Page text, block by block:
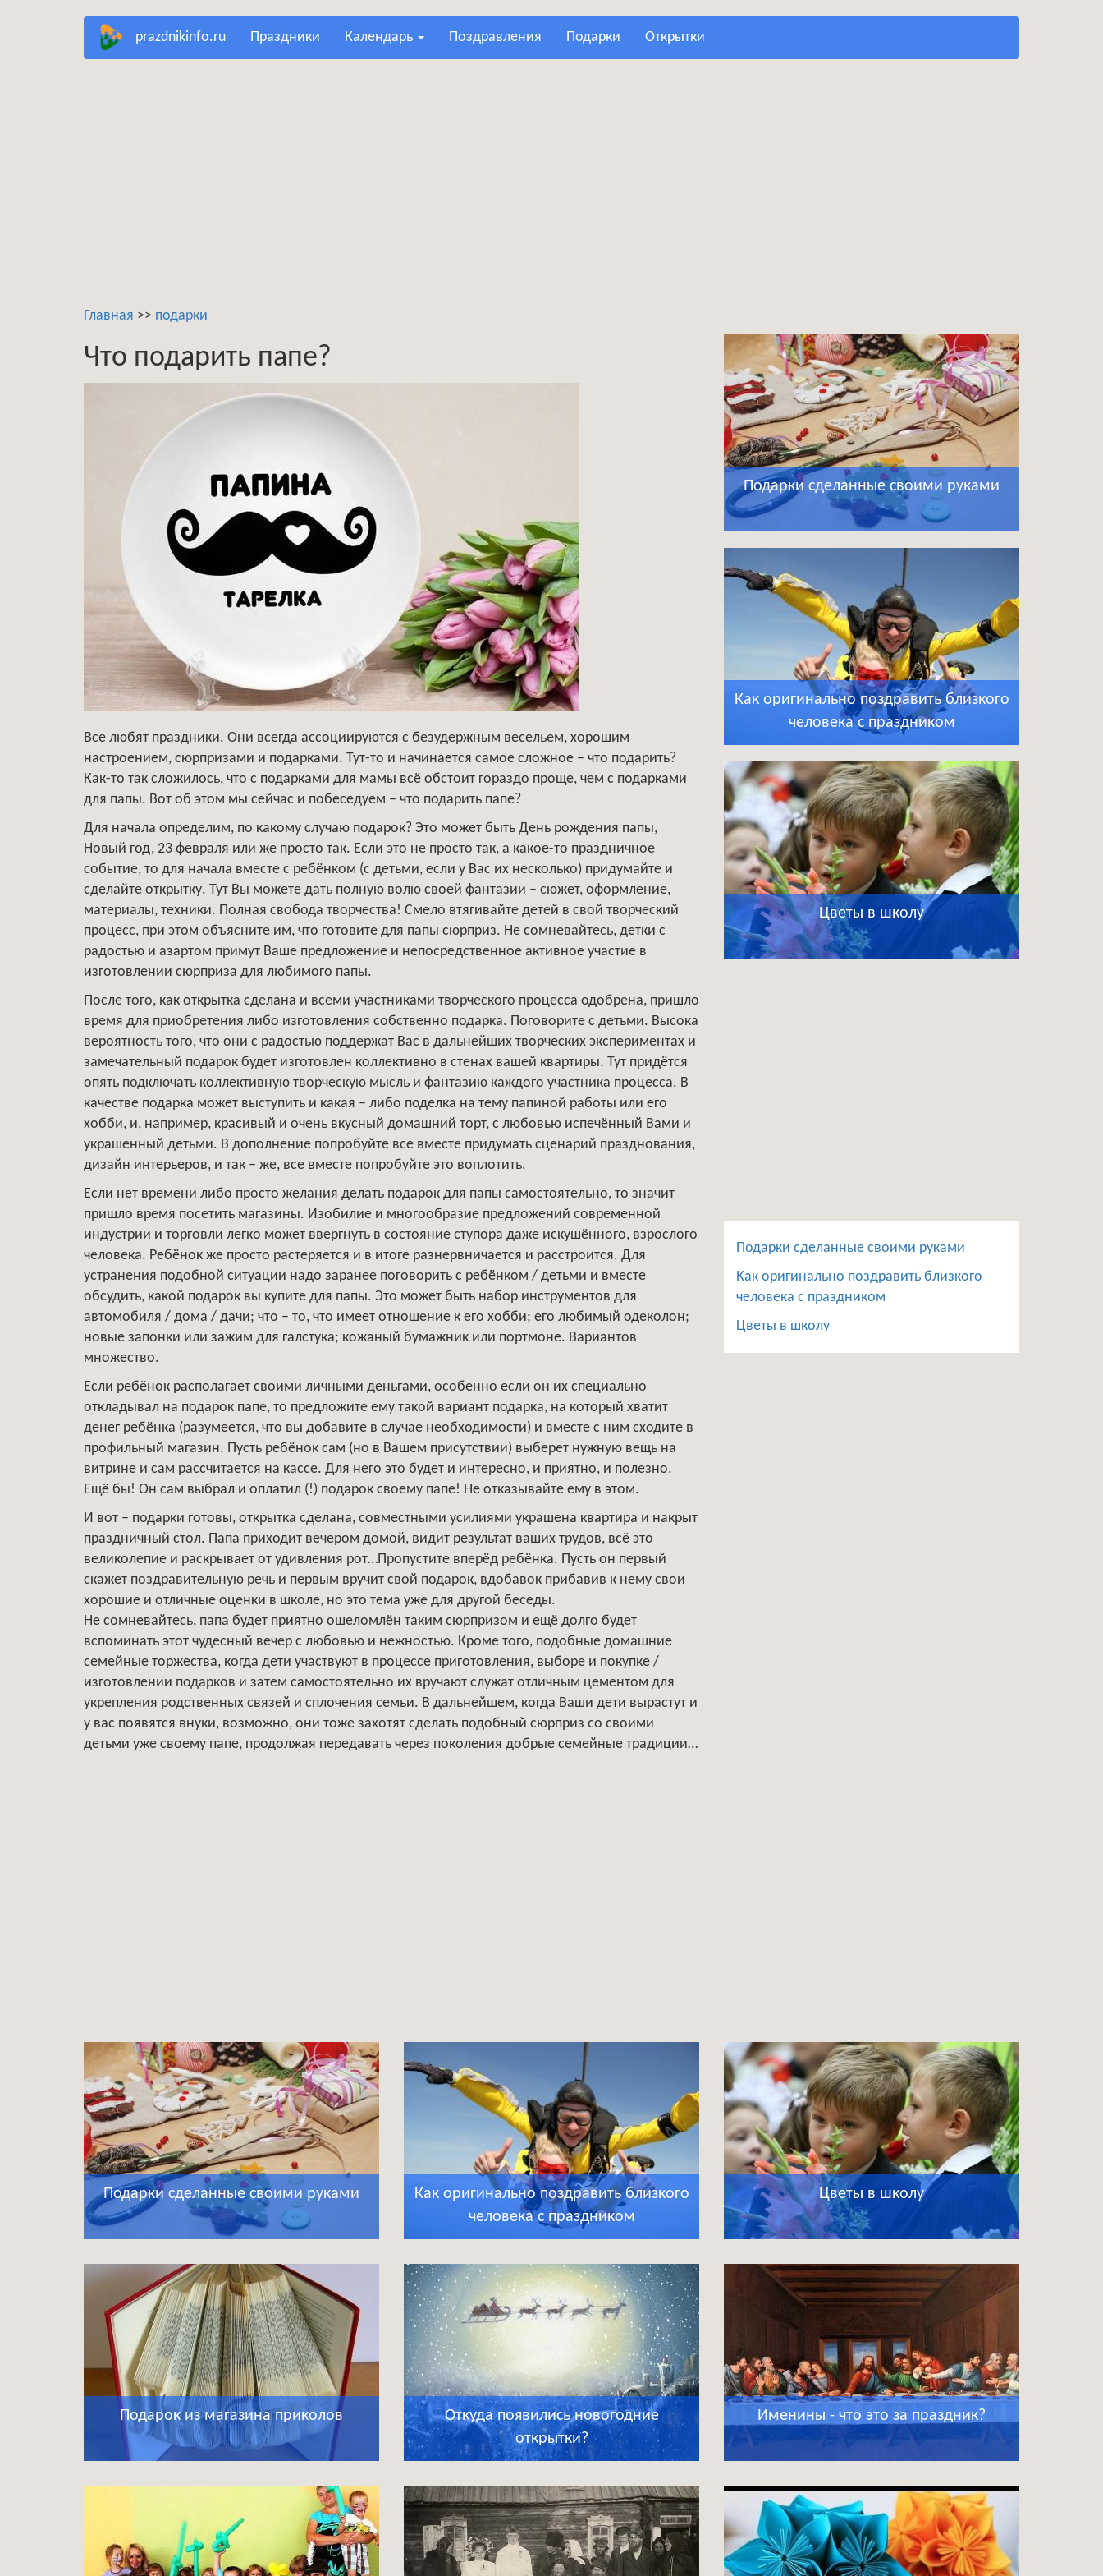
prazdnikinfo.ru праздники календарь поздравления подарки открытки
Главная >> подарки
Что подарить папе?
Все любят праздники. Они всегда ассоциируются с безудержным весельем, хорошим
настроением, сюрпризами и подарками. Тут-то и начинается самое сложное – что подарить?
Как-то так сложилось, что с подарками для мамы всё обстоит гораздо проще, чем с подарками
для папы. Вот об этом мы сейчас и побеседуем – что подарить папе?
Для начала определим, по какому случаю подарок? Это может быть День рождения папы,
Новый год, 23 февраля или же просто так. Если это не просто так, а какое-то праздничное
событие, то для начала вместе с ребёнком (с детьми, если у Вас их несколько) придумайте и
сделайте открытку. Тут Вы можете дать полную волю своей фантазии – сюжет, оформление,
материалы, техники. Полная свобода творчества! Смело втягивайте детей в свой творческий
процесс, при этом объясните им, что готовите для папы сюрприз. Не сомневайтесь, детки с
радостью и азартом примут Ваше предложение и непосредственное активное участие в
изготовлении сюрприза для любимого папы.
После того, как открытка сделана и всеми участниками творческого процесса одобрена, пришло
время для приобретения либо изготовления собственно подарка. Поговорите с детьми. Высока
вероятность того, что они с радостью поддержат Вас в дальнейших творческих экспериментах и
замечательный подарок будет изготовлен коллективно в стенах вашей квартиры. Тут придётся
опять подключать коллективную творческую мысль и фантазию каждого участника процесса. В
качестве подарка может выступить и какая – либо поделка на тему папиной работы или его
хобби, и, например, красивый и очень вкусный домашний торт, с любовью испечённый Вами и
украшенный детьми. В дополнение попробуйте все вместе придумать сценарий празднования,
дизайн интерьеров, и так – же, все вместе попробуйте это воплотить.
Если нет времени либо просто желания делать подарок для папы самостоятельно, то значит
пришло время посетить магазины. Изобилие и многообразие предложений современной
индустрии и торговли легко может ввергнуть в состояние ступора даже искушённого, взрослого
человека. Ребёнок же просто растеряется и в итоге разнервничается и расстроится. Для
устранения подобной ситуации надо заранее поговорить с ребёнком / детьми и вместе
обсудить, какой подарок вы купите для папы. Это может быть набор инструментов для
автомобиля / дома / дачи; что – то, что имеет отношение к его хобби; его любимый одеколон;
новые запонки или зажим для галстука; кожаный бумажник или портмоне. Вариантов
множество.
Если ребёнок располагает своими личными деньгами, особенно если он их специально
откладывал на подарок папе, то предложите ему такой вариант подарка, на который хватит
денег ребёнка (разумеется, что вы добавите в случае необходимости) и вместе с ним сходите в
профильный магазин. Пусть ребёнок сам (но в Вашем присутствии) выберет нужную вещь на
витрине и сам рассчитается на кассе. Для него это будет и интересно, и приятно, и полезно.
Ещё бы! Он сам выбрал и оплатил (!) подарок своему папе! Не отказывайте ему в этом.
И вот – подарки готовы, открытка сделана, совместными усилиями украшена квартира и накрыт
праздничный стол. Папа приходит вечером домой, видит результат ваших трудов, всё это
великолепие и раскрывает от удивления рот…Пропустите вперёд ребёнка. Пусть он первый
скажет поздравительную речь и первым вручит свой подарок, вдобавок прибавив к нему свои
хорошие и отличные оценки в школе, но это тема уже для другой беседы.
Не сомневайтесь, папа будет приятно ошеломлён таким сюрпризом и ещё долго будет
вспоминать этот чудесный вечер с любовью и нежностью. Кроме того, подобные домашние
семейные торжества, когда дети участвуют в процессе приготовления, выборе и покупке /
изготовлении подарков и затем самостоятельно их вручают служат отличным цементом для
укрепления родственных связей и сплочения семьи. В дальнейшем, когда Ваши дети вырастут и
у вас появятся внуки, возможно, они тоже захотят сделать подобный сюрприз со своими
детьми уже своему папе, продолжая передавать через поколения добрые семейные традиции…
Подарки сделанные своими руками
Как оригинально поздравить близкого
человека с праздником
Цветы в школу
Подарки сделанные своими руками
Как оригинально поздравить близкого
человека с праздником
Цветы в школу
Подарки сделанные своими руками
Как оригинально поздравить близкого
человека с праздником
Цветы в школу
Подарок из магазина приколов
Откуда появились новогодние
открытки?
Именины - что это за праздник?